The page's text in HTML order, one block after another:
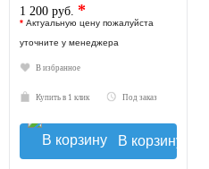
1 200 руб. *
* Актуальную цену пожалуйста
уточните у менеджера
В избранное
Купить в 1 клик Под заказ
В корзину